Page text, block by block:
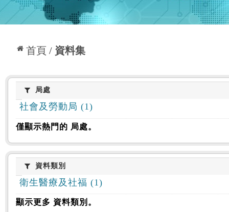
首頁 資料集
:::
局處局處
社會及勞動局 (1)
僅顯示熱門的 局處。
資料類別
資料類別
衛生醫療及社福 (1)
顯示更多 資料類別。